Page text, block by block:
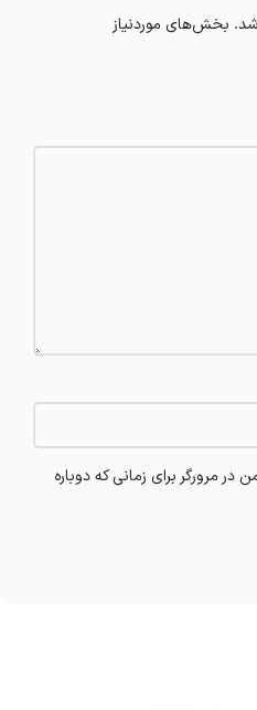
بخش‌های موردنیاز
مرورگر برای زمانی که دوباره